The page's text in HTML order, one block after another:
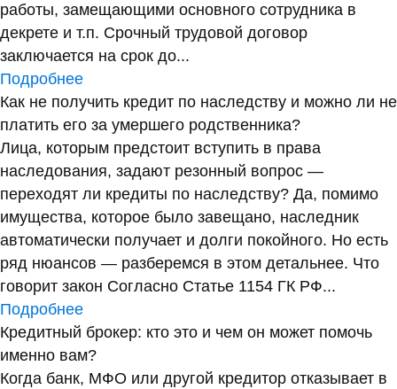
работы, замещающими основного сотрудника в
декрете и т.п. Срочный трудовой договор
заключается на срок до...
Подробнее
Как не получить кредит по наследству и можно ли не
платить его за умершего родственника?
Лица, которым предстоит вступить в права
наследования, задают резонный вопрос —
переходят ли кредиты по наследству? Да, помимо
имущества, которое было завещано, наследник
автоматически получает и долги покойного. Но есть
ряд нюансов — разберемся в этом детальнее. Что
говорит закон Согласно Статье 1154 ГК РФ...
Подробнее
Кредитный брокер: кто это и чем он может помочь
именно вам?
Когда банк, МФО или другой кредитор отказывает в